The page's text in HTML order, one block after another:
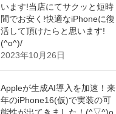
います!当店にてサクッと短時
間でお安く!快適なiPhoneに復
活して頂けたらと思います!
(^o^)/
2023年10月26日
Appleが生成AI導入を加速！来
年のiPhone16(仮)で実装の可